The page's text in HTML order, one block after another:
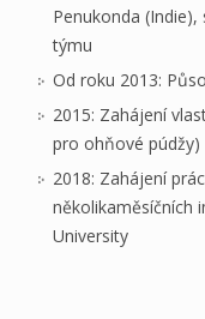
Penukonda
týmu
Od roku 2013:
2015: Zahájení
pro ohňové púdžy)
2018: Zahájení
několikaměsíčních
University